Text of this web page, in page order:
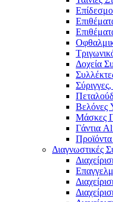
Δοχεία
Βελόνες
Μάσκες
Γάντια
Διαγνωστικές